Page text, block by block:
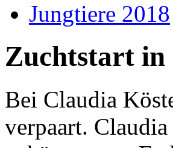
Jungtiere 2018
Zuchtstart
Bei Claudia
verpaart.